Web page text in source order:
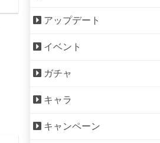
アップデート
イベント
ガチャ
キャラ
キャンペーン